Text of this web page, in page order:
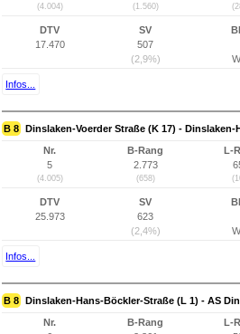
(4.004) (1.560)
DTV
17.470
SV
507
(2,9%)
Infos...
B 8 Dinslaken-Voerder Straße (K 17) -
Nr.
5
(4.005)
B-Rang
2.773
(658)
L-
DTV
25.973
SV
623
(2,4%)
Infos...
B 8 Dinslaken-Hans-Böckler-Straße (L 1) - AS
Nr.
B-Rang
L-